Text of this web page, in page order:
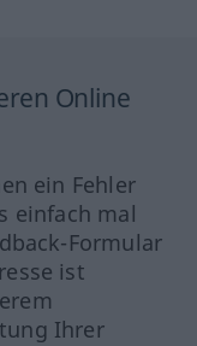
Online
ein Fehler
einfach mal
Formular
ist
Ihrer